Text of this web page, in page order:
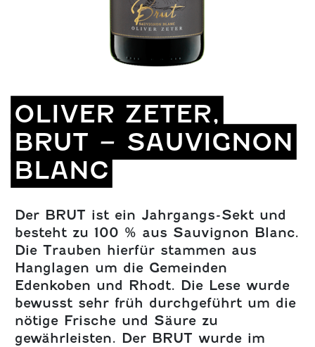
OLIVER ZETER,
BRUT – SAUVIGNON
BLANC
Der BRUT ist ein Jahrgangs-Sekt und
besteht zu 100 % aus Sauvignon Blanc.
Die Trauben hierfür stammen aus
Hanglagen um die Gemeinden
Edenkoben und Rhodt. Die Lese wurde
bewusst sehr früh durchgeführt um die
nötige Frische und Säure zu
gewährleisten. Der BRUT wurde im